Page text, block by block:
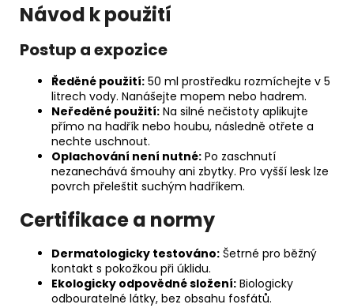
Návod k použití
Postup a expozice
Ředěné použití: 50 ml prostředku rozmíchejte v 5
litrech vody. Nanášejte mopem nebo hadrem.
Neředěné použití: Na silné nečistoty aplikujte
přímo na hadřík nebo houbu, následně otřete a
nechte uschnout.
Oplachování není nutné: Po zaschnutí
nezanechává šmouhy ani zbytky. Pro vyšší lesk lze
povrch přeleštit suchým hadříkem.
Certifikace a normy
Dermatologicky testováno: Šetrné pro běžný
kontakt s pokožkou při úklidu.
Ekologicky odpovědné složení: Biologicky
odbouratelné látky, bez obsahu fosfátů.